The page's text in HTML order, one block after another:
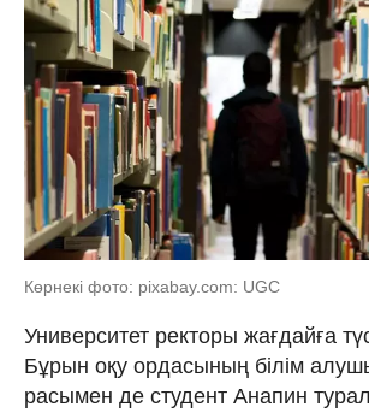
Көрнекі фото: pixabay.com: UGC
Университет ректоры жағдайға
Бұрын оқу ордасының білім
расымен де студент Анапин